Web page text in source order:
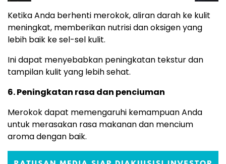
Ketika Anda berhenti merokok, aliran darah ke kulit
meningkat, memberikan nutrisi dan oksigen yang
lebih baik ke sel-sel kulit.
Ini dapat menyebabkan peningkatan tekstur dan
tampilan kulit yang lebih sehat.
6. Peningkatan rasa dan penciuman
Merokok dapat memengaruhi kemampuan Anda
untuk merasakan rasa makanan dan mencium
aroma dengan baik.